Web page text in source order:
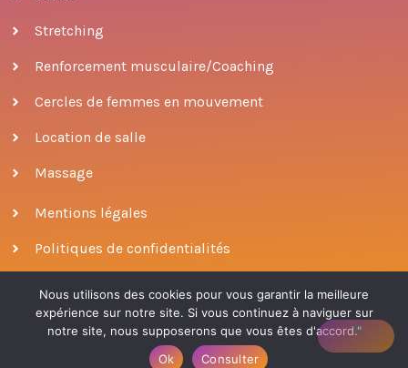
Stretching
Renforcement musculaire/Coaching
Cercles de femmes en mouvement
Location de salle
Massage
Mentions légales
Politiques de confidentialités
© 2022 ODONATA| conçu par Patricia Escobar
Nous utilisons des cookies pour vous garantir la meilleure
expérience sur notre site. Si vous continuez à naviguer sur
notre site, nous supposerons que vous êtes d'accord."
Ok
Consulter